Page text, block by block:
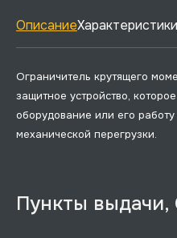
ОписаниеХарактеристики
Ограничитель крутящего
защитное устройство,
оборудование или его
механической перегрузки.
Пункты выдачи,